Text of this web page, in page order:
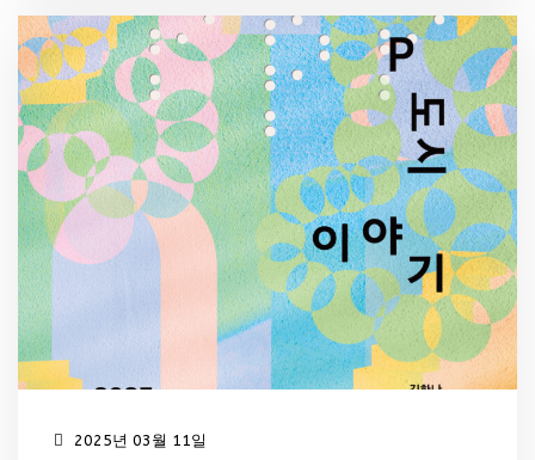
2025년 03월 11일